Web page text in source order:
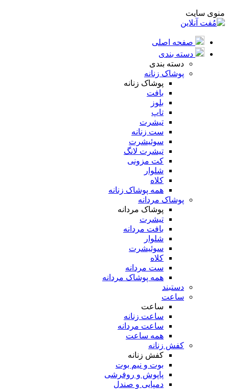
منوی سایت
صفحه اصلی
دسته بندی
دسته بندی
پوشاک زنانه
پوشاک زنانه
بافت
بلوز
تاپ
تیشرت
ست زنانه
سوئیشرت
تیشرت لانگ
کت مزونی
شلوار
کلاه
همه پوشاک زنانه
پوشاک مردانه
پوشاک مردانه
تیشرت
بافت مردانه
شلوار
سوئیشرت
کلاه
ست مردانه
همه پوشاک مردانه
دستبند
ساعت
ساعت
ساعت زنانه
ساعت مردانه
همه ساعت
کفش زنانه
کفش زنانه
بوت و نیم بوت
پاپوش و روفرشی
دمپایی و صندل